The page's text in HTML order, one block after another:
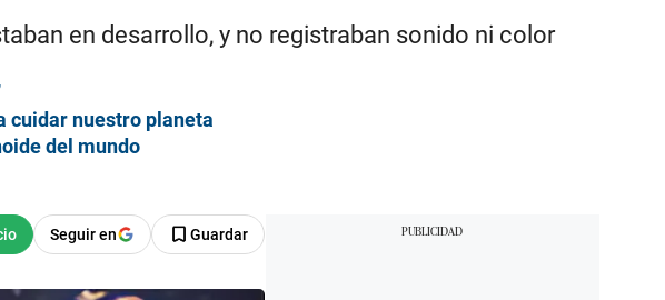
en desarrollo, y no registraban sonido ni color
cuidar nuestro planeta
del mundo
Seguir en Guardar